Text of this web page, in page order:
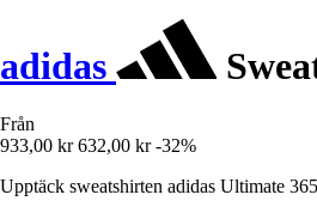
adidas
Från
933,00 kr 632,00 kr -32%
Upptäck sweatshirten adidas Ultimate